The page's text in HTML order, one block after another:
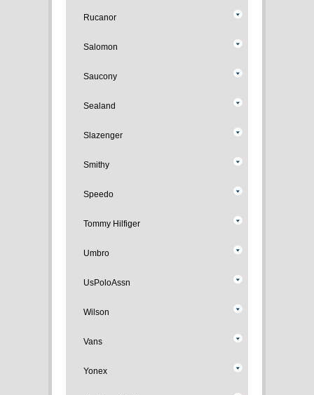
Rucanor
Salomon
Saucony
Sealand
Slazenger
Smithy
Speedo
Tommy Hilfiger
Umbro
UsPoloAssn
Wilson
Vans
Yonex